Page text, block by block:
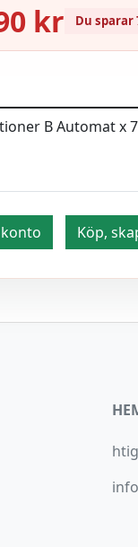
kr Du sparar
B Automat x
Köp,